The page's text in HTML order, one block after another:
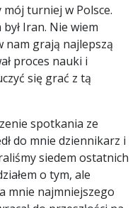
turniej w Polsce.
Iran. Nie wiem
nam grają najlepszą
proces nauki i
się grać z tą
spotkania ze
do mnie dziennikarz i
siedem ostatnich
o tym, ale
mnie najmniejszego